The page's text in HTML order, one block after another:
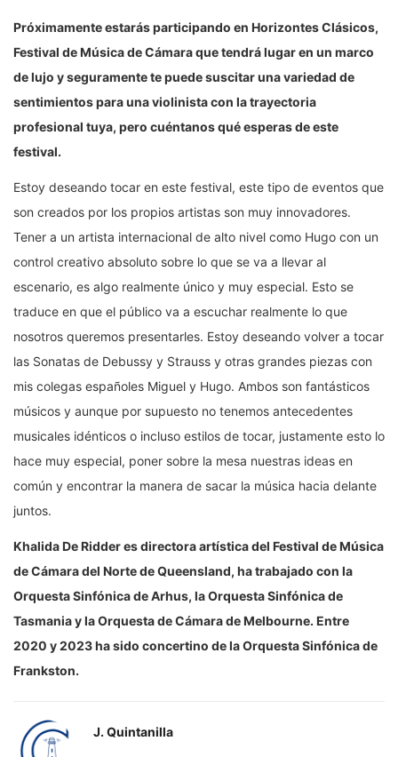
Próximamente estarás participando en Horizontes Clásicos,
Festival de Música de Cámara que tendrá lugar en un marco
de lujo y seguramente te puede suscitar una variedad de
sentimientos para una violinista con la trayectoria
profesional tuya, pero cuéntanos qué esperas de este
festival.
Estoy deseando tocar en este festival, este tipo de eventos que
son creados por los propios artistas son muy innovadores.
Tener a un artista internacional de alto nivel como Hugo con un
control creativo absoluto sobre lo que se va a llevar al
escenario, es algo realmente único y muy especial. Esto se
traduce en que el público va a escuchar realmente lo que
nosotros queremos presentarles. Estoy deseando volver a tocar
las Sonatas de Debussy y Strauss y otras grandes piezas con
mis colegas españoles Miguel y Hugo. Ambos son fantásticos
músicos y aunque por supuesto no tenemos antecedentes
musicales idénticos o incluso estilos de tocar, justamente esto lo
hace muy especial, poner sobre la mesa nuestras ideas en
común y encontrar la manera de sacar la música hacia delante
juntos.
Khalida De Ridder es directora artística del Festival de Música
de Cámara del Norte deQueensland, ha trabajado con la
Orquesta Sinfónica de Arhus, la Orquesta Sinfónica de
Tasmania y la Orquesta de Cámara de Melbourne. Entre
2020 y 2023 ha sido concertino de la Orquesta Sinfónica de
Frankston.
J. Quintanilla